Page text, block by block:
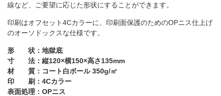
線など、ご要望に応じた形状にすることができます。
印刷はオフセット4Cカラーに、印刷面保護のためのOPニス仕上げ
のオーソドックスな仕様です。
形 状：地獄底
寸 法：縦120×横150×高さ135mm
材 質：コート白ボール 350g/㎡
印 刷：4Cカラー
表面処理：OPニス